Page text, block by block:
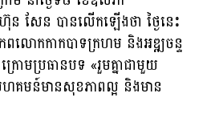
ន សែន បានលើកឡើងថា ថ្ងៃនេះ
លោកកាកបាទក្រហម និង​អឌ្ឍចន្ទ
មប្រធានបទ «រួមគ្នាជាមួយ
ហគមន៍មានសុខភាពល្អ និងមាន